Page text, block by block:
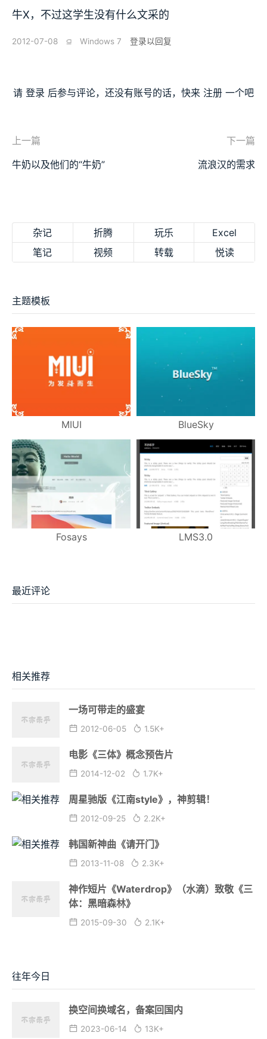
牛X，不过这学生没有什么文采的
2012-07-08 ⫑ Windows 7 登录以回复
请 登录 后参与评论，还没有账号的话，快来 注册 一个吧
上一篇
牛奶以及他们的“牛奶”
下一篇
流浪汉的需求
杂记 折腾 玩乐
Excel
笔记
视频 转载 悦读
主题模板
MIUI BlueSky
Fosays LMS3.0
最近评论
相关推荐
一场可带走的盛宴
2012-06-05 1.5K+
电影《三体》概念预告片
2014-12-02 1.7K+
周星驰版《江南style》，神剪辑！
2012-09-25 2.2K+
韩国新神曲《请开门》
2013-11-08 2.3K+
神作短片《Waterdrop》（水滴）致敬《三
体：黑暗森林》
2015-09-30 2.1K+
往年今日
换空间换域名，备案回国内
2023-06-14 13K+